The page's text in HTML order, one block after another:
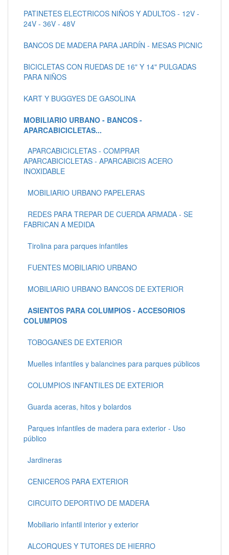
PATINETES ELECTRICOS NIÑOS Y ADULTOS - 12V -
24V - 36V - 48V
BANCOS DE MADERA PARA JARDÍN - MESAS PICNIC
BICICLETAS CON RUEDAS DE 16" Y 14" PULGADAS
PARA NIÑOS
KART Y BUGGYES DE GASOLINA
MOBILIARIO URBANO - BANCOS -
APARCABICICLETAS...
APARCABICICLETAS - COMPRAR
APARCABICICLETAS - APARCABICIS ACERO
INOXIDABLE
MOBILIARIO URBANO PAPELERAS
REDES PARA TREPAR DE CUERDA ARMADA - SE
FABRICAN A MEDIDA
Tirolina para parques infantiles
FUENTES MOBILIARIO URBANO
MOBILIARIO URBANO BANCOS DE EXTERIOR
ASIENTOS PARA COLUMPIOS - ACCESORIOS
COLUMPIOS
TOBOGANES DE EXTERIOR
Muelles infantiles y balancines para parques públicos
COLUMPIOS INFANTILES DE EXTERIOR
Guarda aceras, hitos y bolardos
Parques infantiles de madera para exterior - Uso
público
Jardineras
CENICEROS PARA EXTERIOR
CIRCUITO DEPORTIVO DE MADERA
Mobiliario infantil interior y exterior
ALCORQUES Y TUTORES DE HIERRO